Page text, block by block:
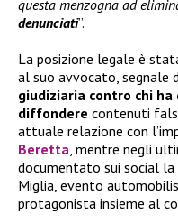
questa menzogna ad
denunciati”.
La posizione legale è
al suo avvocato, segnale
giudiziaria contro chi
diffondere contenuti
attuale relazione con
Beretta, mentre negli
documentato sui social
Miglia, evento
protagonista insieme al